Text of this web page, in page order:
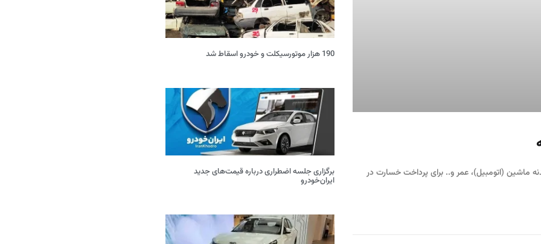
ماشین (اتومبیل)، عمر و.. برای پرداخت خسارت در
190 هزار موتورسیکلت و خودرو اسقاط شد
برگزاری جلسه اضطراری درباره قیمت‌های جدید
ایران‌خودرو